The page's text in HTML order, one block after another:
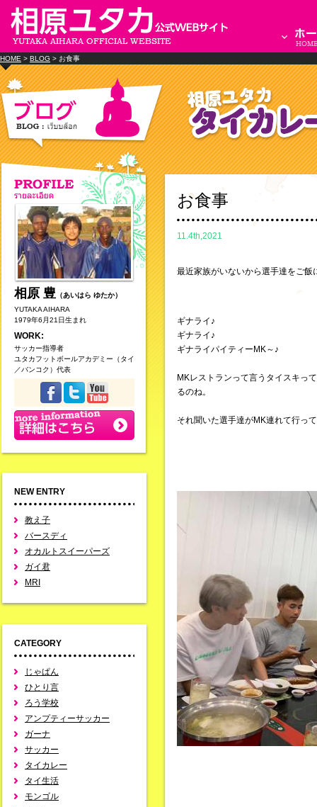
HOME > BLOG > お食事
相原 豊 （あいはら ゆたか）
YUTAKA AIHARA
1979年6月21日生まれ
WORK:
サッカー指導者
ユタカフットボールアカデミー（タイ
／バンコク）代表
NEW ENTRY
教え子
バースディ
オカルトスイーパーズ
ガイ君
MRI
CATEGORY
じゃぱん
ひとり言
ろう学校
アンプティーサッカー
ガーナ
サッカー
タイカレー
タイ生活
モンゴル
お食事
11.4th,2021
最近家族がいないから選手達をご
ギナライ♪
ギナライ♪
ギナライパイティーMK～♪
MKレストランって言うタイスキっ
るのね。
それ聞いた選手達がMK連れて行っ